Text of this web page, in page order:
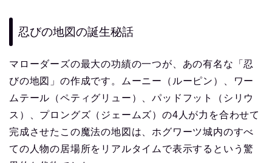
忍びの地図の誕生秘話
マローダーズの最大の功績の一つが、あの有名な「忍
びの地図」の作成です。ムーニー（ルーピン）、ワー
ムテール（ペティグリュー）、パッドフット（シリウ
ス）、プロングズ（ジェームズ）の4人が力を合わせて
完成させたこの魔法の地図は、ホグワーツ城内のすべ
ての人物の居場所をリアルタイムで表示するという驚